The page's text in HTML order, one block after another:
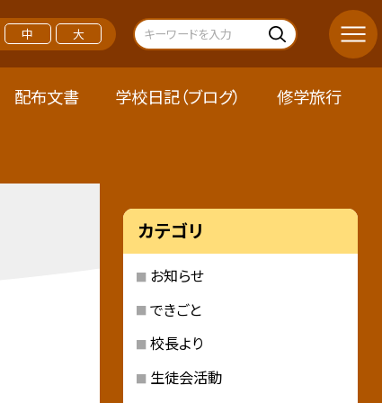
中 大
配布文書 学校日記（ブログ） 修学旅行
カテゴリ
お知らせ
できごと
校長より
生徒会活動